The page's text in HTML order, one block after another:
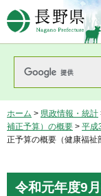
長
ホーム > 県政情報・統計
補正予算）の概要 > 平成
正予算の概要（健康福祉
令和元年度9